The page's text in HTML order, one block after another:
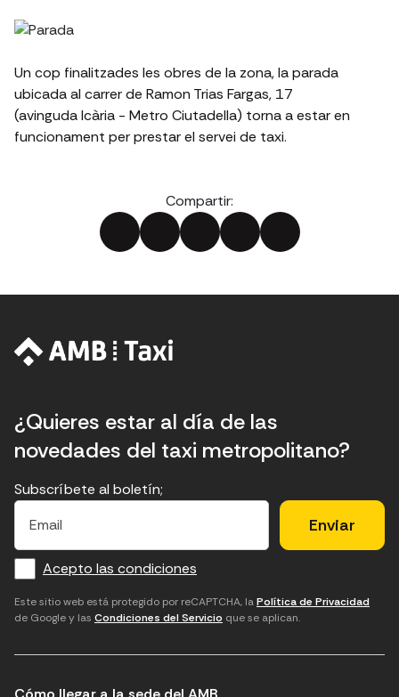
Un cop finalitzades les obres de la zona, la parada
ubicada al carrer de Ramon Trias Fargas, 17
(avinguda Icària - Metro Ciutadella) torna a estar en
funcionament per prestar el servei de taxi.
Compartir:
¿Quieres estar al día de las
novedades del taxi metropolitano?
E
f
o
r
m
E
c
a
m
p
H
u
d
'
a
×
Subscríbete al boletín;
E
a
i
l
Acepto las condiciones
Este sitio web está protegido por reCAPTCHA, laPolítica de Privacidad
de Google y las Condiciones del Servicio que se aplican.